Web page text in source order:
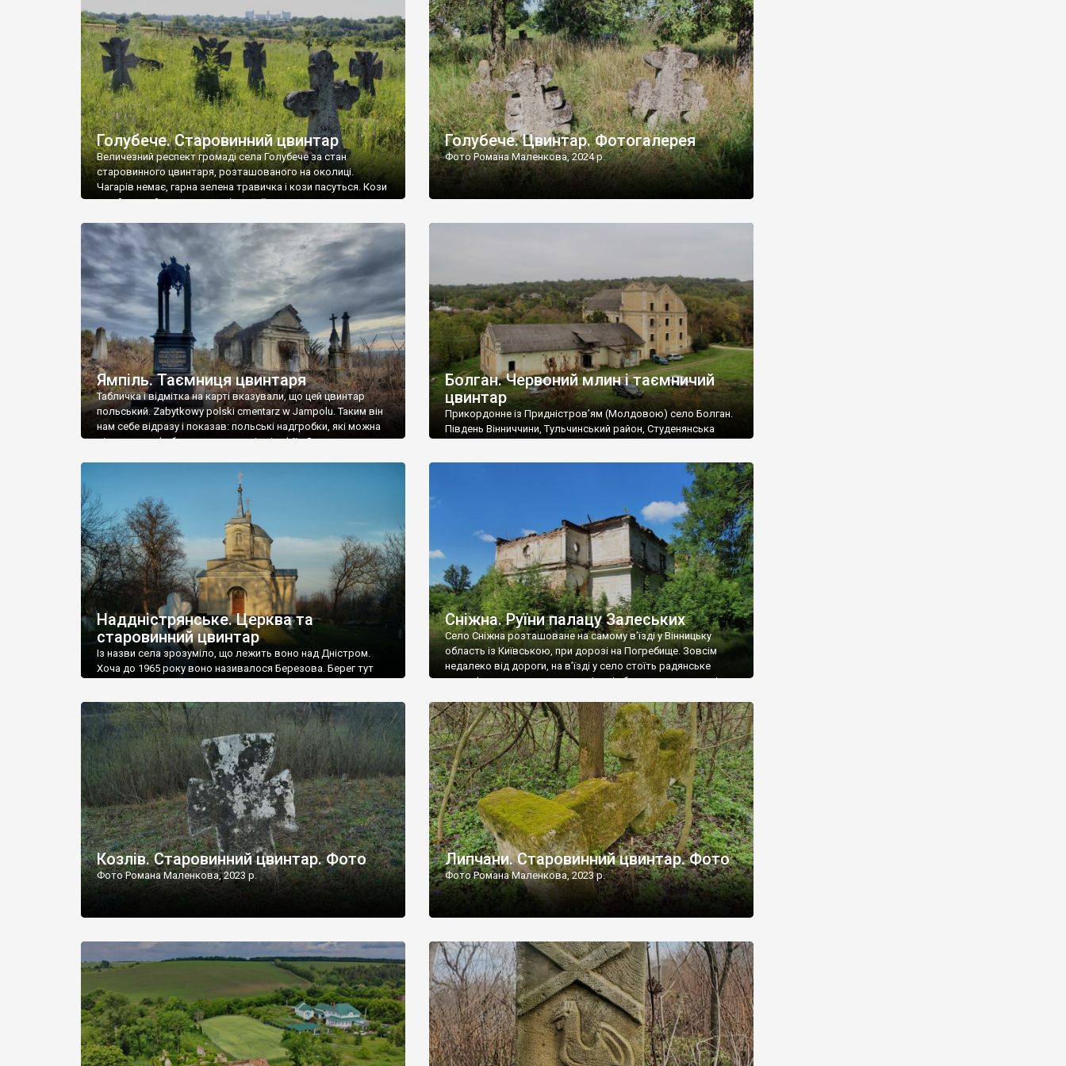
[…]
Голубече. Старовинний цвинтар
Величезний респект громаді села Голубече за стан
старовинного цвинтаря, розташованого на околиці.
Чагарів немає, гарна зелена травичка і кози пасуться. Кози
– найкращий регулятор шкідливої, для старих кладовищ,
бруньками, кози ті бруньки обгризають, бо то улюблений
делікатес. На цвинтарі у Голубечому ціла колекція
різноманітних форм хрестів. Село відносно невелике, […]
Голубече. Цвинтар. Фотогалерея
Фото Романа Маленкова, 2024 р.
Ямпіль. Таємниця цвинтаря
Табличка і відмітка на карті вказували, що цей цвинтар
польський. Zabytkowy polski cmentarz w Jampolu. Таким він
нам себе відразу і показав: польські надгробки, які можна
віднести до фабричних, польські епітафії… Загалом цвинтар
виявилося більше семи гектарів. Перше враження про
абсолютну звичайність польського цвинтаря виявилося
оманливим – […]
Болган. Червоний млин і таємничий
цвинтар
Прикордонне із Придністров’ям (Молдовою) село Болган.
Південь Вінниччини, Тульчинський район, Студенянська
старовинний цвинтар із кам’яними хрестами. Всі епітафії, які
збереглися, написані кирилицею, церковнослов’янською
мовою. За всіма традиційними ознаками – цвинтар
український. Хрести датуються 19 століттям. У 1924-1940
роках Болган […]
Наддністрянське. Церква та
старовинний цвинтар
Із назви села зрозуміло, що лежить воно над Дністром.
Хоча до 1965 року воно називалося Березова. Берег тут
Наддністрянське відрізняється від більшості навколишніх
сіл. У селі є мурована Михайлівська церква. Точної дати […]
Сніжна. Руїни палацу Залеських
Село Сніжна розташоване на самому в’їзді у Вінницьку
область із Київською, при дорозі на Погребище. Зовсім
недалеко від дороги, на в’їзді у село стоїть радянське
рельєфне пано, яке показує жінку і яблуню, а трохи далі,
дороги їх не видно, але видно дві стареньких колії у траві –
[…]
Козлів. Старовинний цвинтар. Фото
Фото Романа Маленкова, 2023 р.
Липчани. Старовинний цвинтар. Фото
Фото Романа Маленкова, 2023 р.